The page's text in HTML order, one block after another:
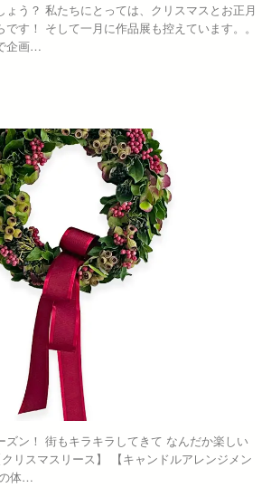
ょう？ 私たちにとっては、クリスマスとお正月
す！ そして一月に作品展も控えています。。
企画…
ズン！ 街もキラキラしてきて なんだか楽しい
クリスマスリース】 【キャンドルアレンジメン
体…